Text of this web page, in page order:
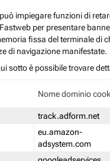
impiegare funzioni di
per presentare
fissa del terminale di
di navigazione manifestate.
sotto è possibile trovare
Nome dominio
track.adform.net
eu.amazon-
adsystem.com